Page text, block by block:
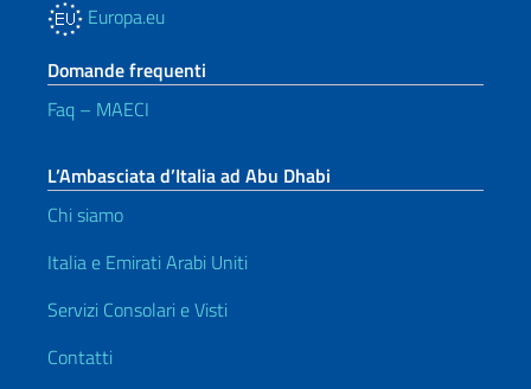
Europa.eu
Domande frequenti
Faq – MAECI
L’Ambasciata d’Italia ad Abu Dhabi
Chi siamo
Italia e Emirati Arabi Uniti
Servizi Consolari e Visti
Contatti